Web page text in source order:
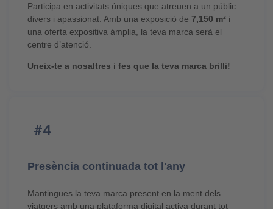
Participa en activitats úniques que atreuen a un públic
divers i apassionat. Amb una exposició de 7,150 m² i
una oferta expositiva àmplia, la teva marca serà el
centre d’atenció.
Uneix-te a nosaltres i fes que la teva marca brilli!
#4
Presència continuada tot l'any
Mantingues la teva marca present en la ment dels
viatgers amb una plataforma digital activa durant tot